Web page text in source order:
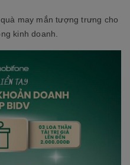
may mắn tượng trưng cho
kinh doanh.